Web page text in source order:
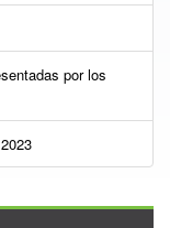
por los